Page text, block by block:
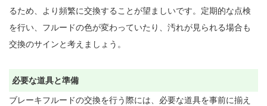
るため、より頻繁に交換することが望ましいです。定期的な点検
を行い、フルードの色が変わっていたり、汚れが見られる場合も
交換のサインと考えましょう。
必要な道具と準備
ブレーキフルードの交換を行う際には、必要な道具を事前に揃え